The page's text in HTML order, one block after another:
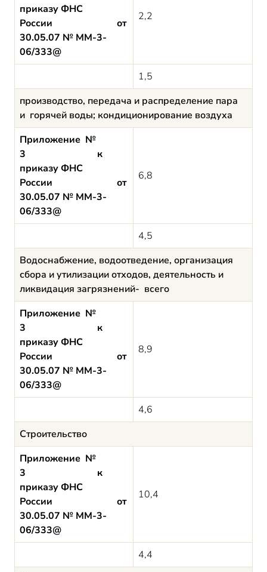
приказу ФНС
России от
30.05.07 № ММ-3-
06/333@
2,2
1,5
производство, передача и распределение пара
и горячей воды; кондиционирование воздуха
Приложение №
3 к
приказу ФНС
России от
30.05.07 № ММ-3-
06/333@
6,8
4,5
Водоснабжение, водоотведение, организация
сбора и утилизации отходов, деятельность и
ликвидация загрязнений- всего
Приложение №
3 к
приказу ФНС
России от
30.05.07 № ММ-3-
06/333@
8,9
4,6
Строительство
Приложение №
3 к
приказу ФНС
России от
30.05.07 № ММ-3-
06/333@
10,4
4,4